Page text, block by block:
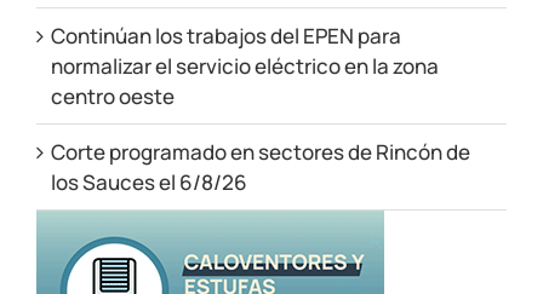
Continúan los trabajos del EPEN para
normalizar el servicio eléctrico en la zona
centro oeste
Corte programado en sectores de Rincón de
los Sauces el 6/8/26